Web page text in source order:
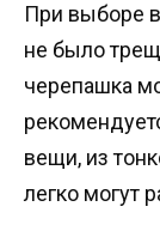
При выборе
не было
черепашка
вещи, из
легко могут